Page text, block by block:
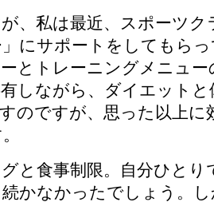
、私は最近、スポーツク
にサポートをしてもら
とトレーニングメニュー
しながら、ダイエット
のですが、思った以上に
と食事制限。自分ひとり
かなかったでしょう。